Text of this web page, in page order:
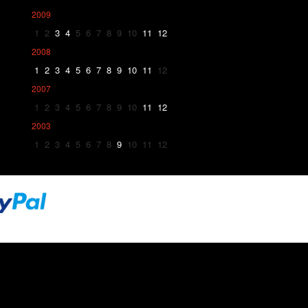
2009
1 2 3 4 5 6 7 8 9 10 11 12
2008
1 2 3 4 5 6 7 8 9 10 11 12
2007
1 2 3 4 5 6 7 8 9 10 11 12
2003
1 2 3 4 5 6 7 8 9 10 11 12